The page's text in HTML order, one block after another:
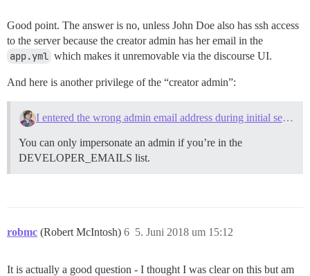
Good point. The answer is no, unless John Doe also has ssh access
to the server because the creator admin has her email in the
app.yml which makes it unremovable via the discourse UI.
And here is another privilege of the “creator admin”:
I entered the wrong admin email address during initial setup
You can only impersonate an admin if you’re in the
DEVELOPER_EMAILS list.
robmc (Robert McIntosh) 5. Juni 2018 um 15:12
6
It is actually a good question - I thought I was clear on this but am